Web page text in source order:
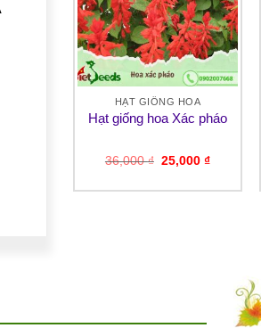
HẠT GIỐNG HOA
Hạt giống hoa Xác pháo
36,000₫ Giá
25,000₫Giá